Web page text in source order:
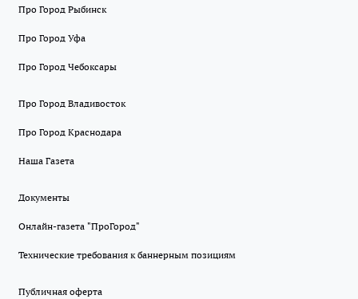
Про Город Рыбинск
Про Город Уфа
Про Город Чебоксары
Про Город Владивосток
Про Город Краснодара
Наша Газета
Документы
Онлайн-газета "ПроГород"
Технические требования к баннерным позициям
Публичная оферта